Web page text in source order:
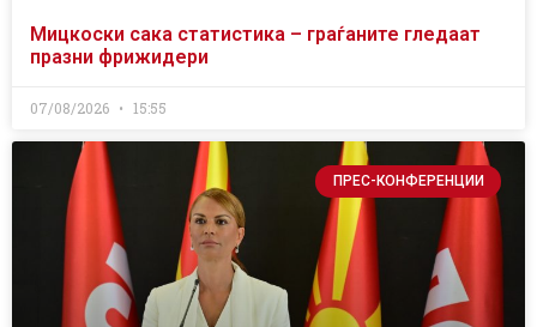
Мицкоски сака статистика – граѓаните гледаат
празни фрижидери
07/08/2026 15:55
ПРЕС-КОНФЕРЕНЦИИ